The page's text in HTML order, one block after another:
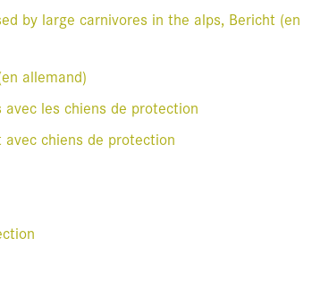
by large car­ni­vores in the alps, Bericht (en
alle­mand)
avec les chiens de pro­tec­tion
chiens de pro­tec­tion